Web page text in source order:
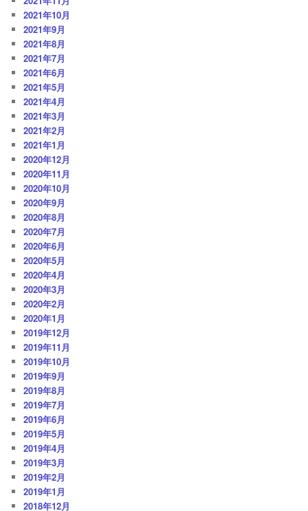
2021年10月
2021年9月
2021年8月
2021年7月
2021年6月
2021年5月
2021年4月
2021年3月
2021年2月
2021年1月
2020年12月
2020年11月
2020年10月
2020年9月
2020年8月
2020年7月
2020年6月
2020年5月
2020年4月
2020年3月
2020年2月
2020年1月
2019年12月
2019年11月
2019年10月
2019年9月
2019年8月
2019年7月
2019年6月
2019年5月
2019年4月
2019年3月
2019年2月
2019年1月
2018年12月